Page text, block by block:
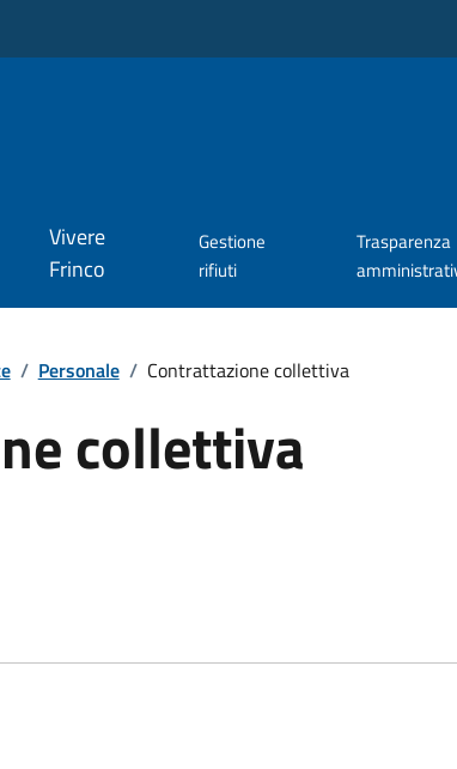
Vivere
Frinco
Gestione
rifiuti
Trasparenza
/ Personale / Contrattazione collettiva
collettiva